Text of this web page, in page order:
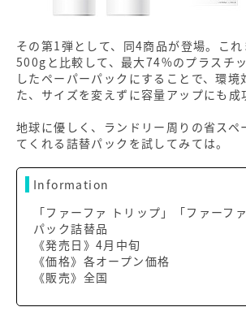
その第1弾として、同4商品が登場。こ
500gと比較して、最大74%のプラスチ
したペーパーパックにすることで、環境
た、サイズを変えずに容量アップにも成
地球に優しく、ランドリー周りの省スペ
てくれる詰替パックを試してみては。
Information
「ファーファ トリップ」「ファーフ
パック詰替品
《発売日》4月中旬
《価格》各オープン価格
《販売》全国